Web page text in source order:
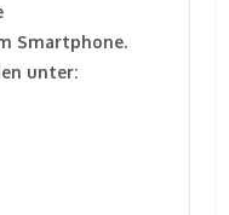
Smartphone.
unter: